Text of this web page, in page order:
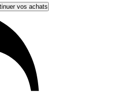
vos achats